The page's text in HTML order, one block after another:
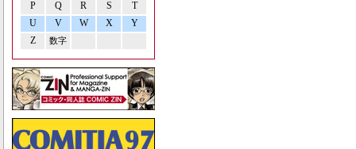
P Q R S
T
U
V W X
Y
Z
数字